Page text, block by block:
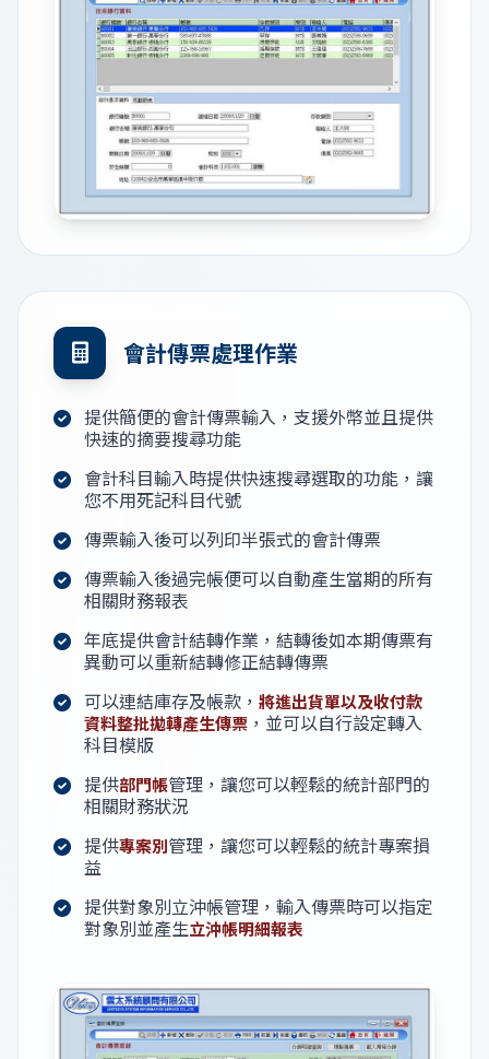
會計傳票處理作業
提供簡便的會計傳票輸入，支援外幣並且提供
快速的摘要搜尋功能
會計科目輸入時提供快速搜尋選取的功能，讓
您不用死記科目代號
傳票輸入後可以列印半張式的會計傳票
傳票輸入後過完帳便可以自動產生當期的所有
相關財務報表
年底提供會計結轉作業，結轉後如本期傳票有
異動可以重新結轉修正結轉傳票
可以連結庫存及帳款， 將進出貨單以及收付款
資料整批拋轉產生傳票 ，並可以自行設定轉入
科目模版
提供部門帳管理，讓您可以輕鬆的統計部門的
相關財務狀況
提供專案別管理，讓您可以輕鬆的統計專案損
益
提供對象別立沖帳管理，輸入傳票時可以指定
對象別並產生立沖帳明細報表